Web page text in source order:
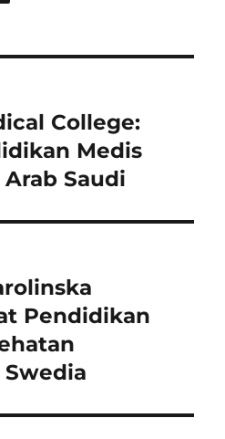
College:
Medis
Saudi
Pendidikan